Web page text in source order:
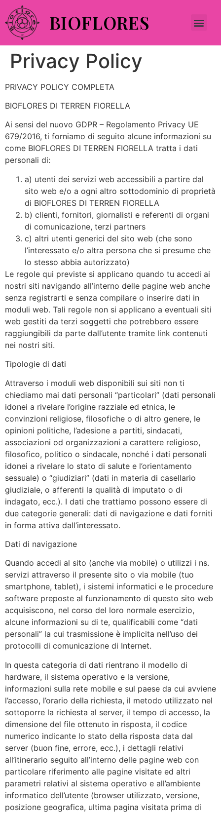
BIOFLORES
Privacy Policy
PRIVACY POLICY COMPLETA
BIOFLORES DI TERREN FIORELLA
Ai sensi del nuovo GDPR – Regolamento Privacy UE
679/2016, ti forniamo di seguito alcune informazioni su
come BIOFLORES DI TERREN FIORELLA tratta i dati
personali di:
a) utenti dei servizi web accessibili a partire dal
sito web e/o a ogni altro sottodominio di proprietà
di BIOFLORES DI TERREN FIORELLA
b) clienti, fornitori, giornalisti e referenti di organi
di comunicazione, terzi partners
c) altri utenti generici del sito web (che sono
l’interessato e/o altra persona che si presume che
lo stesso abbia autorizzato)
Le regole qui previste si applicano quando tu accedi ai
nostri siti navigando all’interno delle pagine web anche
senza registrarti e senza compilare o inserire dati in
moduli web. Tali regole non si applicano a eventuali siti
web gestiti da terzi soggetti che potrebbero essere
raggiungibili da parte dall’utente tramite link contenuti
nei nostri siti.
Tipologie di dati
Attraverso i moduli web disponibili sui siti non ti
chiediamo mai dati personali “particolari” (dati personali
idonei a rivelare l’origine razziale ed etnica, le
convinzioni religiose, filosofiche o di altro genere, le
opinioni politiche, l’adesione a partiti, sindacati,
associazioni od organizzazioni a carattere religioso,
filosofico, politico o sindacale, nonché i dati personali
idonei a rivelare lo stato di salute e l’orientamento
sessuale) o “giudiziari” (dati in materia di casellario
giudiziale, o afferenti la qualità di imputato o di
indagato, ecc.). I dati che trattiamo possono essere di
due categorie generali: dati di navigazione e dati forniti
in forma attiva dall’interessato.
Dati di navigazione
Quando accedi al sito (anche via mobile) o utilizzi i ns.
servizi attraverso il presente sito o via mobile (tuo
smartphone, tablet), i sistemi informatici e le procedure
software preposte al funzionamento di questo sito web
acquisiscono, nel corso del loro normale esercizio,
alcune informazioni su di te, qualificabili come “dati
personali” la cui trasmissione è implicita nell’uso dei
protocolli di comunicazione di Internet.
In questa categoria di dati rientrano il modello di
hardware, il sistema operativo e la versione,
informazioni sulla rete mobile e sul paese da cui avviene
l’accesso, l’orario della richiesta, il metodo utilizzato nel
sottoporre la richiesta al server, il tempo di accesso, la
dimensione del file ottenuto in risposta, il codice
numerico indicante lo stato della risposta data dal
server (buon fine, errore, ecc.), i dettagli relativi
all’itinerario seguito all’interno delle pagine web con
particolare riferimento alle pagine visitate ed altri
parametri relativi al sistema operativo e all’ambiente
informatico dell’utente (browser utilizzato, versione,
posizione geografica, ultima pagina visitata prima di